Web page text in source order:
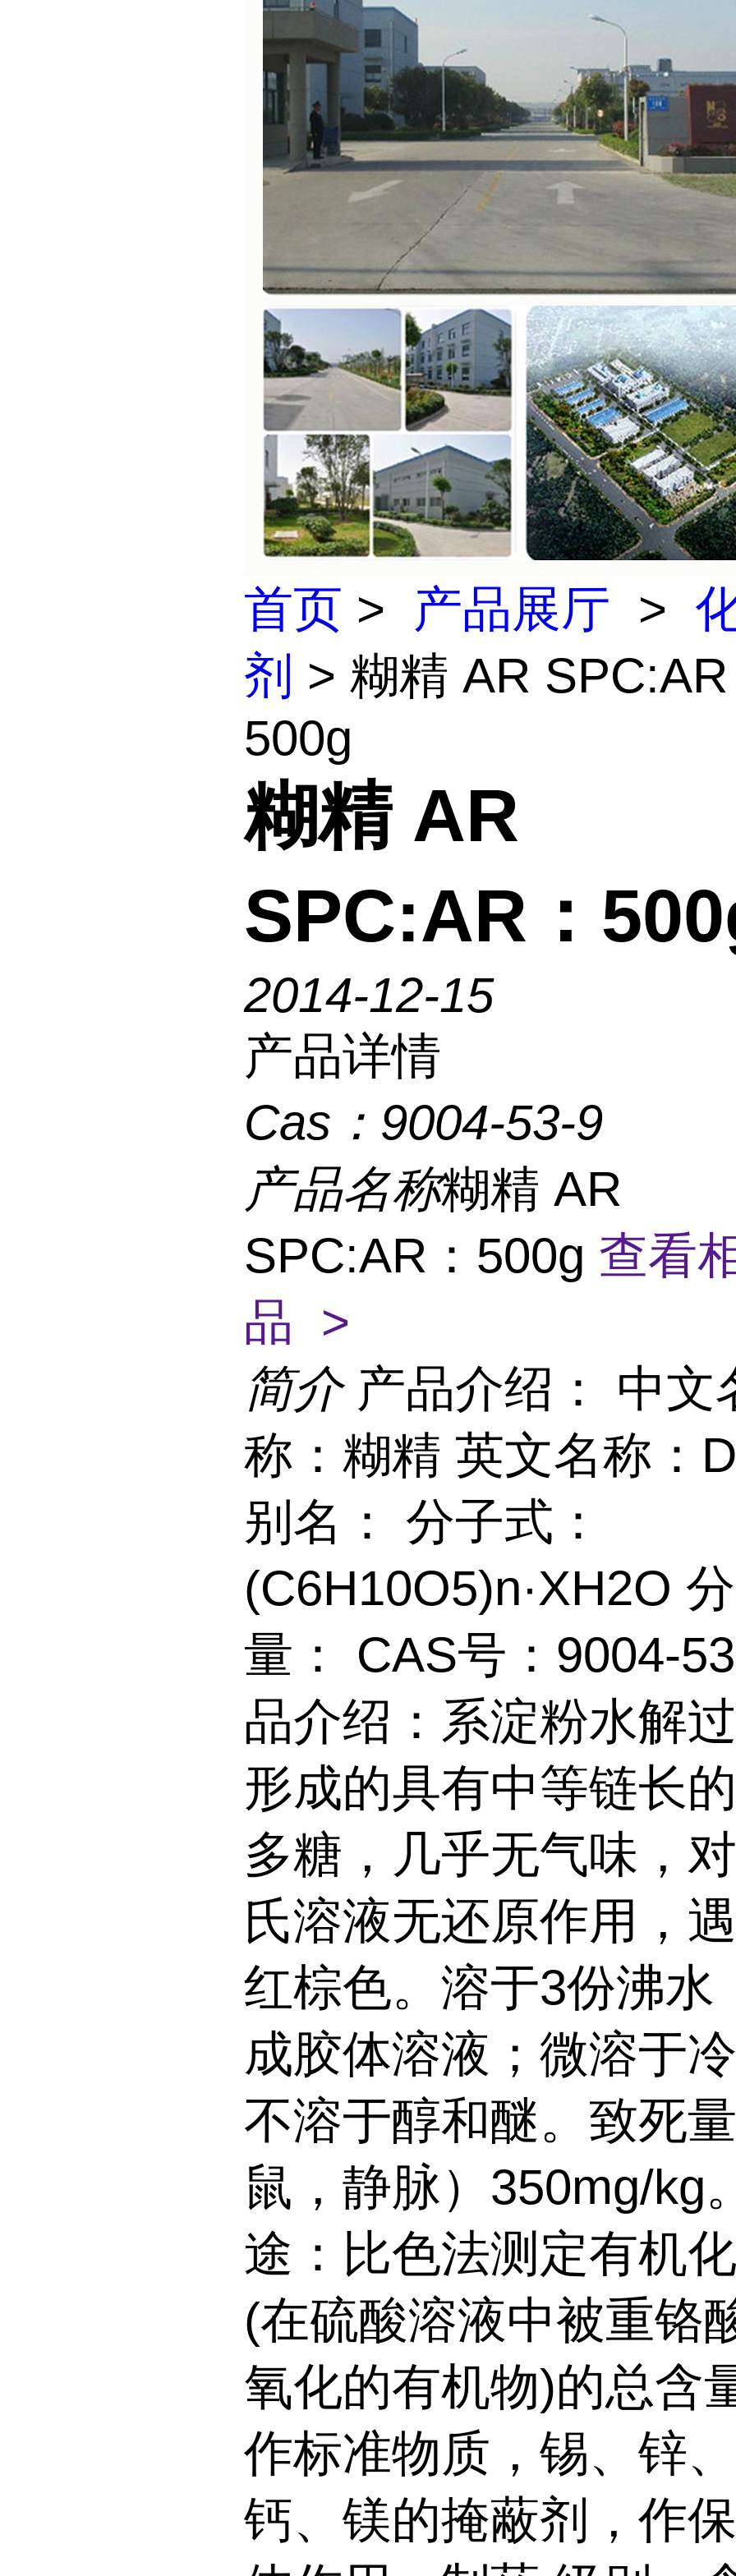
首页 > 产品展厅 >
剂 > 糊精 AR
500g
糊精 AR
SPC:AR：
2014-12-15
产品详情
Cas： 9004-53-9
产品名称糊精 AR
SPC:AR：500g 查看
品 >
简介 产品介绍： 中文
称：糊精 英文名称：
别名： 分子式：
(C6H10O5)n·XH2O
量： CAS号：9004-
品介绍：系淀粉水解
形成的具有中等链长
多糖，几乎无气味，
氏溶液无还原作用，
红棕色。溶于3份沸水
成胶体溶液；微溶于
不溶于醇和醚。致死
鼠，静脉）350mg/kg
途：比色法测定有机
(在硫酸溶液中被重铬
氧化的有机物)的总含
作标准物质，锡、锌
钙、镁的掩蔽剂，作